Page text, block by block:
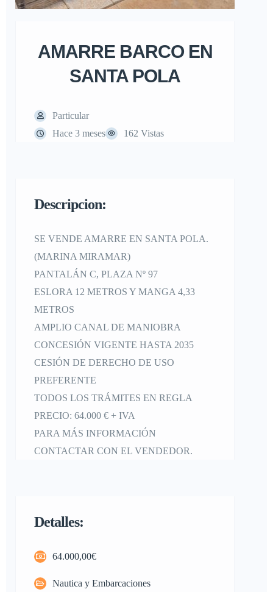
AMARRE BARCO EN
SANTA POLA
Particular
Hace 3 meses
162 Vistas
Descripcion:
SE VENDE AMARRE EN SANTA POLA.
(MARINA MIRAMAR)
PANTALÁN C, PLAZA Nº 97
ESLORA 12 METROS Y MANGA 4,33
METROS
AMPLIO CANAL DE MANIOBRA
CONCESIÓN VIGENTE HASTA 2035
CESIÓN DE DERECHO DE USO
PREFERENTE
TODOS LOS TRÁMITES EN REGLA
PRECIO: 64.000 € + IVA
PARA MÁS INFORMACIÓN
CONTACTAR CON EL VENDEDOR.
Detalles:
64.000,00€
Nautica y Embarcaciones